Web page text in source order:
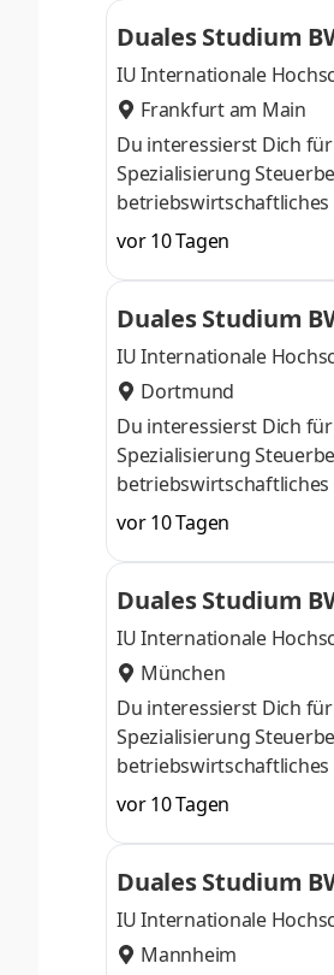
Duales Studium
IU Internationale
Frankfurt am Main
Du interessierst Dich
Spezialisierung
betriebswirtschaftliches
Oktober starten – direkt
Unternehmen in
startenDu absolvierst
Study Guides und
vor 10 Tagen
Duales Studium
IU Internationale
Dortmund
Du interessierst Dich
Spezialisierung
betriebswirtschaftliches
Oktober starten – direkt
Unternehmen in
startenDu absolvierst
Study Guides und
vor 10 Tagen
Duales Studium
IU Internationale
München
Du interessierst Dich
Spezialisierung
betriebswirtschaftliches
Oktober starten – direkt
Unternehmen in
startenDu absolvierst
Study Guides und
vor 10 Tagen
Duales Studium
IU Internationale
Mannheim